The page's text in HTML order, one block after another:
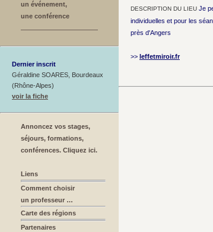
un événement,
une conférence
Dernier inscrit
Géraldine SOARES, Bourdeaux
(Rhône-Alpes)
voir la fiche
Annoncez vos stages,
séjours, formations,
conférences. Cliquez ici.
Liens
Comment choisir
un professeur …
Carte des régions
Partenaires
DESCRIPTION DU LIEU Je
individuelles et pour les
près d'Angers
>> leffetmiroir.fr